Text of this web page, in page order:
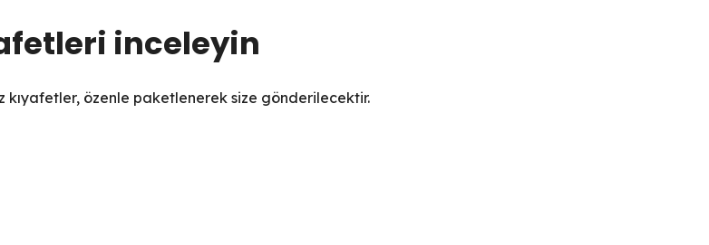
inceleyin
kıyafetler, özenle paketlenerek size gönderilecektir.